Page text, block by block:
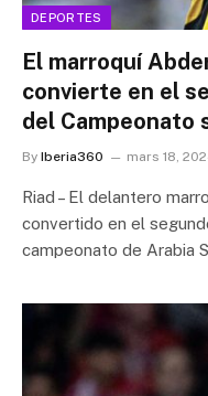
DEPORTES
El marroquí
convierte en el
del Campeonato
By Iberia360 mars 18,
Riad – El delantero
convertido en el
campeonato de Arabia